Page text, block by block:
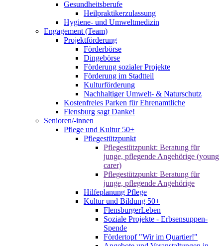
Gesundheitsberufe
Heilpraktikerzulassung
Hygiene- und Umweltmedizin
Engagement (Team)
Projektförderung
Förderbörse
Dingebörse
Förderung sozialer Projekte
Förderung im Stadtteil
Kulturförderung
Nachhaltiger Umwelt- & Naturschutz
Kostenfreies Parken für Ehrenamtliche
Flensburg sagt Danke!
Senioren/-innen
Pflege und Kultur 50+
Pflegestützpunkt
Pflegestützpunkt: Beratung für
junge, pflegende Angehörige (young
carer)
Pflegestützpunkt: Beratung für
junge, pflegende Angehörige
Hilfeplanung Pflege
Kultur und Bildung 50+
FlensburgerLeben
Soziale Projekte - Erbsensuppen-
Spende
Fördertopf "Wir im Quartier!"